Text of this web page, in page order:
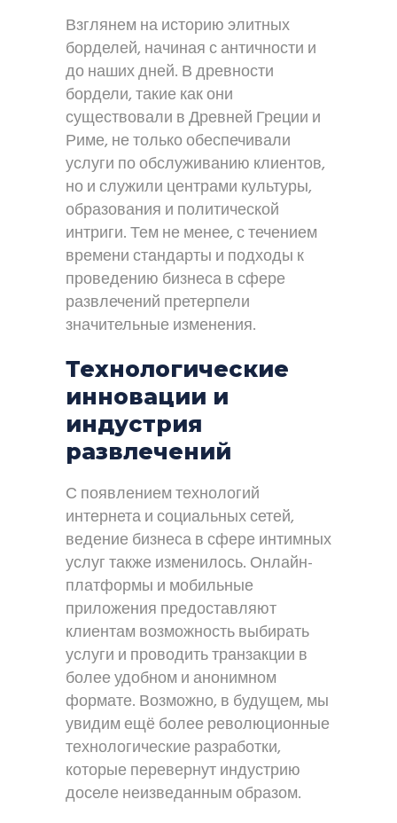
Взглянем на историю элитных
борделей, начиная с античности и
до наших дней. В древности
бордели, такие как они
существовали в Древней Греции и
Риме, не только обеспечивали
услуги по обслуживанию клиентов,
но и служили центрами культуры,
образования и политической
интриги. Тем не менее, с течением
времени стандарты и подходы к
проведению бизнеса в сфере
развлечений претерпели
значительные изменения.
Технологические
инновации и
индустрия
развлечений
С появлением технологий
интернета и социальных сетей,
ведение бизнеса в сфере интимных
услуг также изменилось. Онлайн-
платформы и мобильные
приложения предоставляют
клиентам возможность выбирать
услуги и проводить транзакции в
более удобном и анонимном
формате. Возможно, в будущем, мы
увидим ещё более революционные
технологические разработки,
которые перевернут индустрию
доселе неизведанным образом.